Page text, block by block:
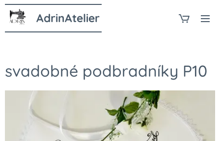
AdrinAtelier
svadobné podbradníky P10